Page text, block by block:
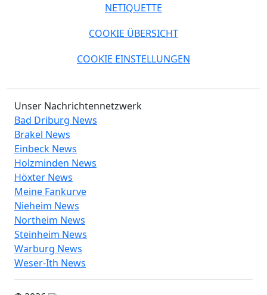
NETIQUETTE
COOKIE ÜBERSICHT
COOKIE EINSTELLUNGEN
Unser Nachrichtennetzwerk
Bad Driburg News
Brakel News
Einbeck News
Holzminden News
Höxter News
Meine Fankurve
Nieheim News
Northeim News
Steinheim News
Warburg News
Weser-Ith News